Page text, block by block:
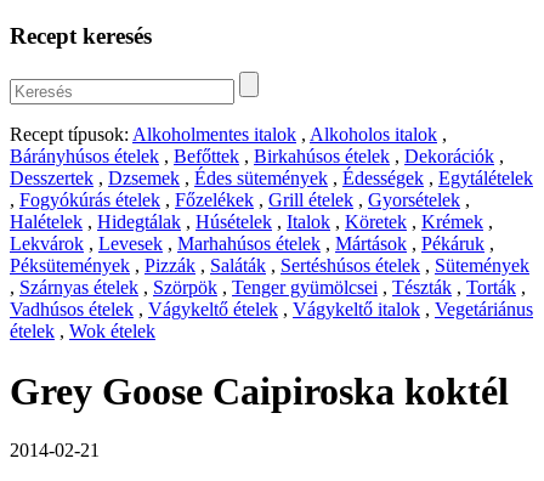
Recept keresés
Recept típusok: Alkoholmentes italok , Alkoholos italok ,
Bárányhúsos ételek , Befőttek , Birkahúsos ételek , Dekorációk ,
Desszertek , Dzsemek , Édes sütemények , Édességek , Egytálételek
, Fogyókúrás ételek , Főzelékek , Grill ételek , Gyorsételek ,
Halételek , Hidegtálak , Húsételek , Italok , Köretek , Krémek ,
Lekvárok , Levesek , Marhahúsos ételek , Mártások , Pékáruk ,
Péksütemények , Pizzák , Saláták , Sertéshúsos ételek , Sütemények
, Szárnyas ételek , Szörpök , Tenger gyümölcsei , Tészták , Torták ,
Vadhúsos ételek , Vágykeltő ételek , Vágykeltő italok , Vegetáriánus
ételek , Wok ételek
Grey Goose Caipiroska koktél
2014-02-21